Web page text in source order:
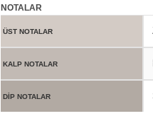
NOTALAR
ÜST NOTALAR
KALP NOTALAR
DİP NOTALAR